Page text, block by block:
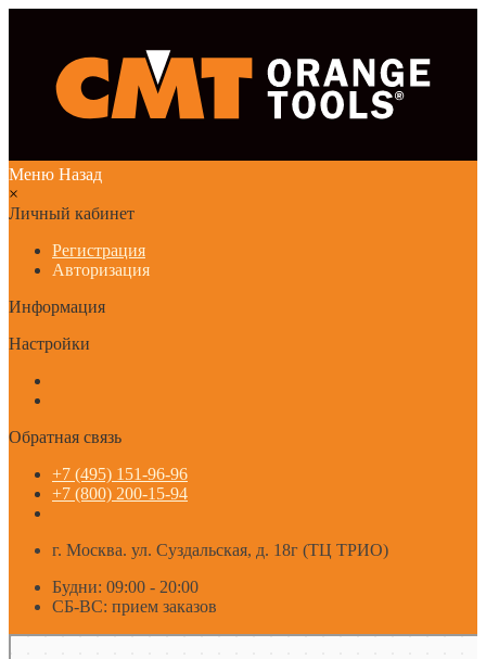
Меню Назад
×
Личный кабинет
Регистрация
Авторизация
Информация
Настройки
Обратная связь
+7 (495) 151-96-96
+7 (800) 200-15-94
г. Москва. ул. Суздальская, д. 18г (ТЦ ТРИО)
Будни: 09:00 - 20:00
СБ-ВС: прием заказов